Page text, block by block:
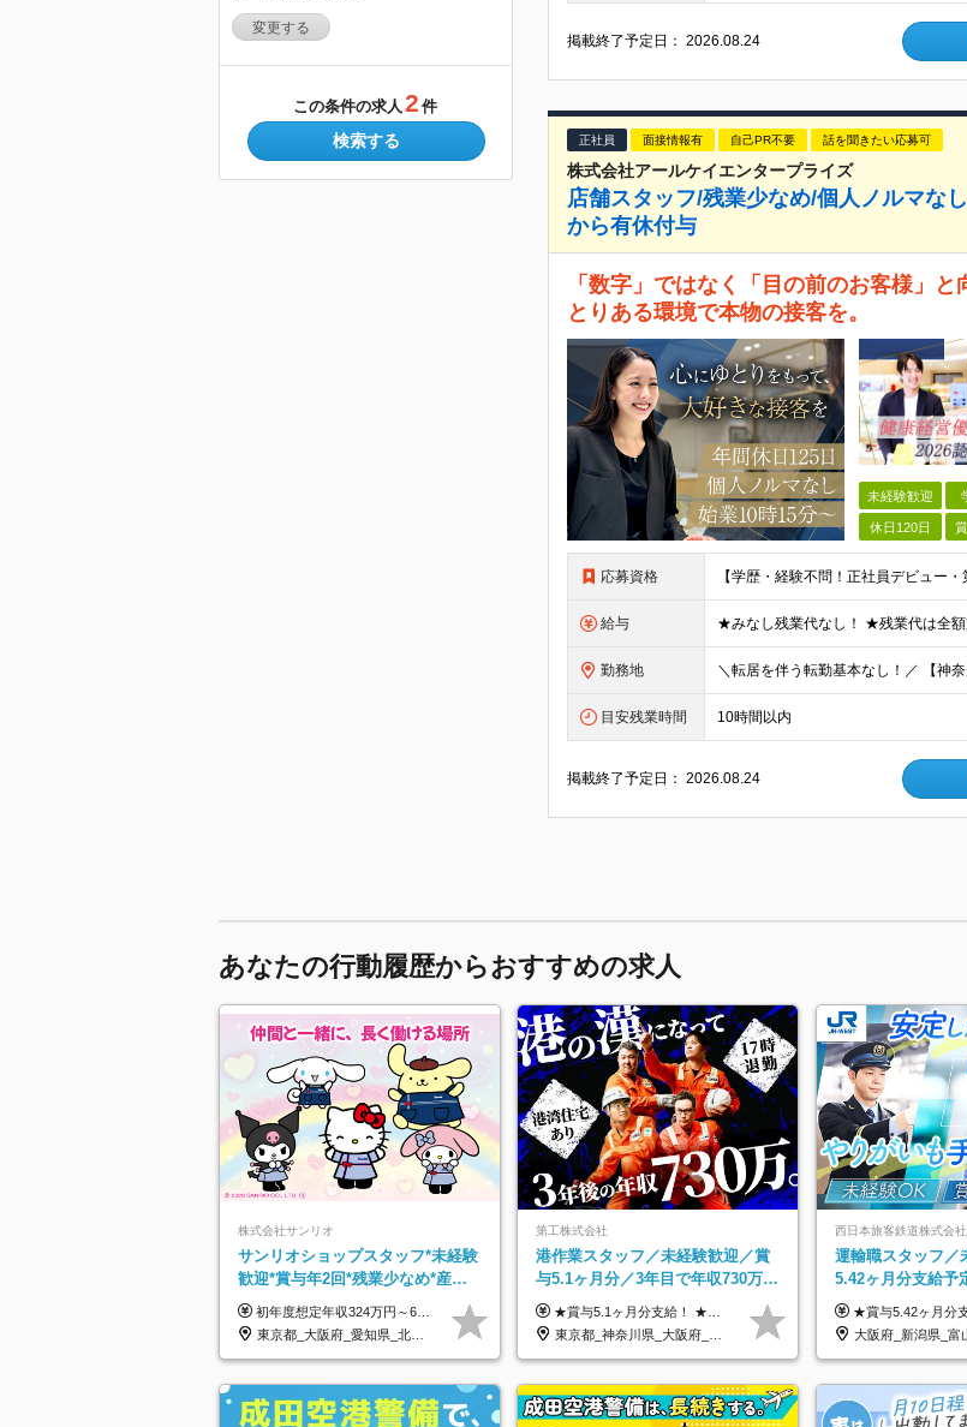
変更する
この条件の求人 2 件
検索する
掲載終了予定日：2026.08.24
正社員 面接情報有 自己PR不要 話を聞きたい応募可
株式会社アールケイエンタープライズ
店舗スタッフ/残業少なめ/個人ノルマな
から有休付与
「数字」ではなく「目の前のお客様」
とりある環境で本物の接客を。
未経験歓迎
休日120日
応募資格
給与
勤務地
目安残業時間 10時間以内
掲載終了予定日：2026.08.24
あなたの行動履歴からおすすめの求人
株式会社サンリオ
サンリオショップスタッフ*未経験
歓迎*賞与年2回*残業少なめ*産育
休取得実績豊富*可愛い制服*社割
有
初年度想定年収324万円～690万円！ ◆全国一律 月給230,000円～＋賞与＋通勤手当＋役職手当＋時間外手当 《手当充実！》 ＊昇給/年1回 ＊賞与/年2回（7月/12月） ＊通勤手当：交通費支給（規定あり） ＊時間外手当 ＊販売職手当 ＊役職手当 《キャリアパス》 ▼店長（32歳）／年収400万円 ▼トレーナー（37歳）／年収500万円 ▼SV（40歳）／年収570万円 ※SVとして活躍された場合、574万円以上に昇給も目指せます。 日頃のお店での頑張りをしっかり評価する体制を整えており、 ご自身の努力次第で昇給する制度を用意しています！ 《ゆくゆくは・・・》 ■店舗スタッフをとりまとめ、お店づくりを主体で行う店長へ ■複数店舗を統括するトレーナーへとキャリアアップ ■様々な規模の店舗を経験しSVとして活躍した後は、本社の教育担当や店舗支援を担う本部スタッフとして活躍いただけます。 ※経験・能力を考慮の上、当社規定により優遇いたします。 ※入社日から6カ月間の試用期間あり。その間の待遇に差異はありません。
東京都_大阪府_愛知県_北海道_栃木県_静岡県_兵庫県_京都府_福岡県
第工株式会社
港作業スタッフ／未経験歓迎／賞
与5.1ヶ月分／3年目で年収730万円
も可／食事手当あり／年休120日以
上
★賞与5.1ヶ月分支給！ ★入社3年目・30代で年収730万円の先輩も活躍中！ ★入社1年目・20代で月収29万円の実績あり 月給：22.5万円～30.5万円＋各種手当＋賞与年2回＋残業代全額支給 ※経験・能力などを考慮のうえ決定します ※上記月給には食事手当(5000円／月）を含みます ※残業代は分単位で100％支給いたします ※試用期間3ヶ月。その間の給与・待遇に差異はありません 【月収例】 ◆33.5万円／31歳 入社7か月 ◆38.5万円／32歳 入社1年目 ◆48.4万円／44歳 入社12年目 ※経験・能力などを考慮のうえ決定 ※月収・給与例には休日手当も含みます 【手当詳細】 ◆交通費規定支給（上限3万5000円／月） ◆時間外手当全額支給 ◆休日出勤手当 ◆港湾住宅あり（1R・2万円台～） ◆資格取得支援制度：全額負担 ◆地域手当：関東地区1万円／月
東京都_神奈川県_大阪府_愛知県_兵庫県
西日本旅客鉄道株式会社
運輸職スタッフ／
5.42ヶ月分支給予
／年休119日+有給
★賞与5.42ヶ月分支給予定あり！ （大卒以上）月給24万1,692円～39万5,780円＋各種手当＋賞与2回 （高卒以上）月給22万2,662円～39万5,780円＋各種手当＋賞与2回 ※上記は2025年度新卒支払額（京阪神地区）となります ※勤務地・学歴で異なり、ご経験・能力等をふまえた金額を加算します ※残業代は別途全額支給します ※当社規程に基づき決定します ※試用期間あり（3ヶ月／待遇に変更はありません） ※基本給
大阪府_新潟県_富山県_石川県_福井県_三重県_兵庫県_京都府_滋賀県_奈良県_和歌山県_広島県_